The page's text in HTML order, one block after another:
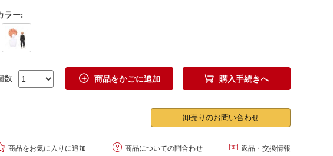
ラー:
数  商品をかごに追加  購入手続きへ
卸売りのお問い合わせ
商品をお気に入りに追加  商品についての問合わせ  返品・交換情報